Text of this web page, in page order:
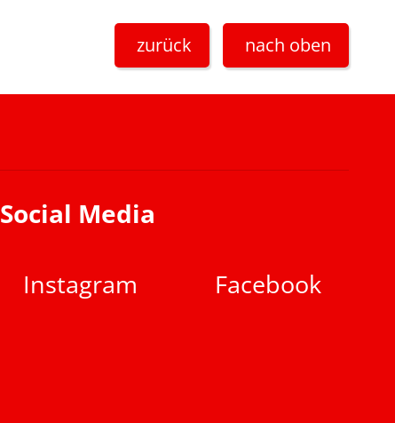
zurück nach oben
Social Media
Instagram Facebook